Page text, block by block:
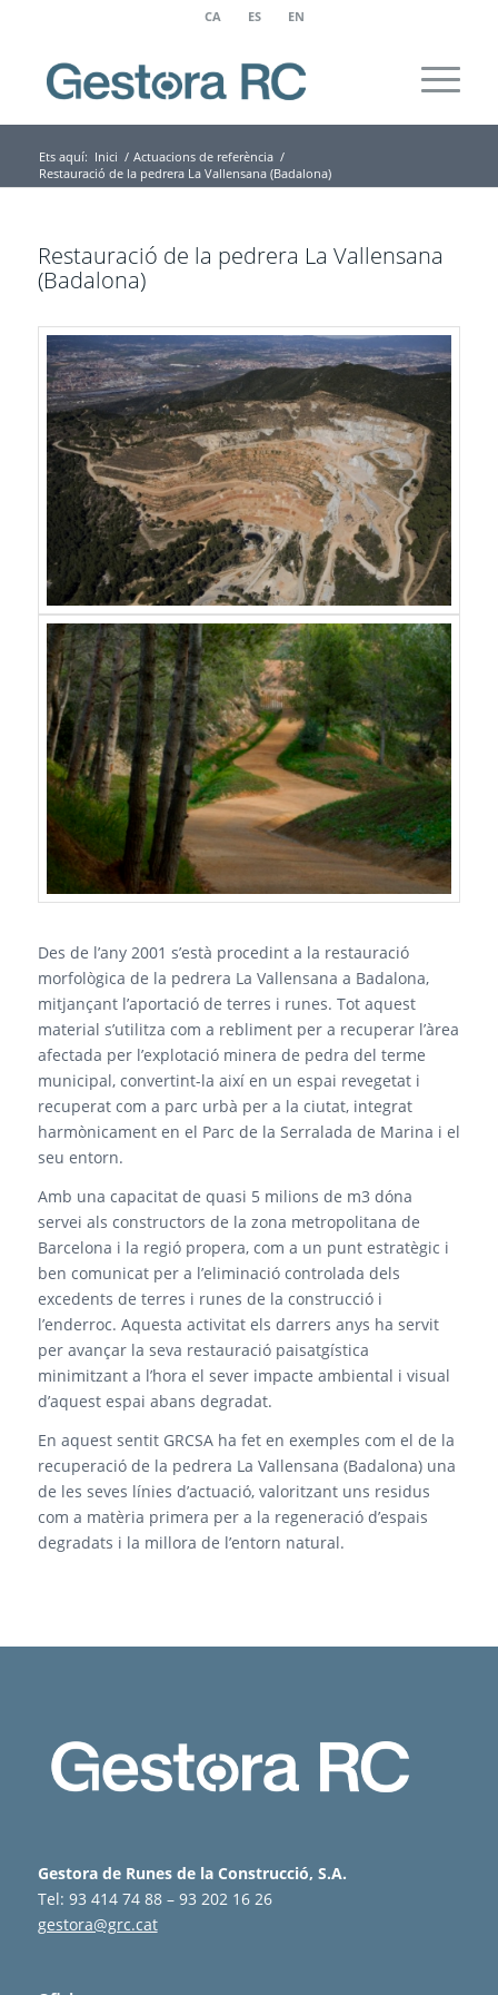
CA ES EN
Ets aquí: Inici / Actuacions de referència /
Restauració de la pedrera La Vallensana (Badalona)
Restauració de la pedrera La Vallensana
(Badalona)
Des de l’any 2001 s’està procedint a la restauració
morfològica de la pedrera La Vallensana a Badalona,
mitjançant l’aportació de terres i runes. Tot aquest
material s’utilitza com a rebliment per a recuperar l’àrea
afectada per l’explotació minera de pedra del terme
municipal, convertint-la així en un espai revegetat i
recuperat com a parc urbà per a la ciutat, integrat
harmònicament en el Parc de la Serralada de Marina i el
seu entorn.
Amb una capacitat de quasi 5 milions de m3 dóna
servei als constructors de la zona metropolitana de
Barcelona i la regió propera, com a un punt estratègic i
ben comunicat per a l’eliminació controlada dels
excedents de terres i runes de la construcció i
l’enderroc. Aquesta activitat els darrers anys ha servit
per avançar la seva restauració paisatgística
minimitzant a l’hora el sever impacte ambiental i visual
d’aquest espai abans degradat.
En aquest sentit GRCSA ha fet en exemples com el de la
recuperació de la pedrera La Vallensana (Badalona) una
de les seves línies d’actuació, valoritzant uns residus
com a matèria primera per a la regeneració d’espais
degradats i la millora de l’entorn natural.
Gestora de Runes de la Construcció, S.A.
Tel: 93 414 74 88 – 93 202 16 26
gestora@grc.cat